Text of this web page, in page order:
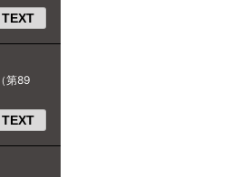
TEXT
第89
TEXT